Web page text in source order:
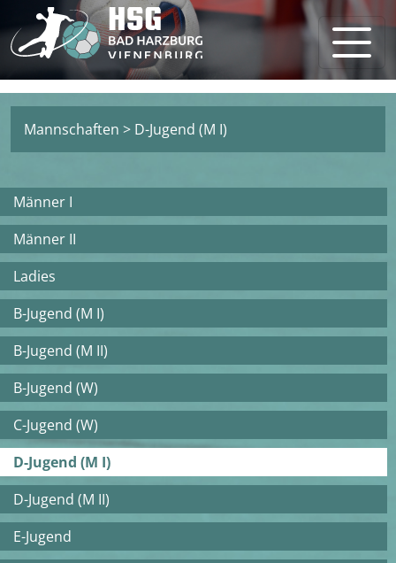
Mannschaften > D-Jugend (M I)
Männer I
Männer II
Ladies
B-Jugend (M I)
B-Jugend (M II)
B-Jugend (W)
C-Jugend (W)
D-Jugend (M I)
D-Jugend (M II)
E-Jugend